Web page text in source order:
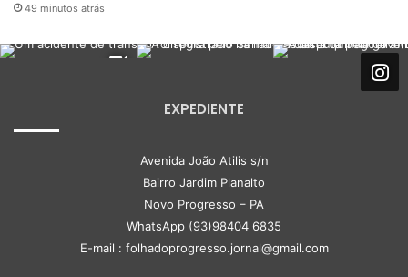
49 minutos atrás
EXPEDIENTE
Avenida João Atilis s/n
Bairro Jardim Planalto
Novo Progresso – PA
WhatsApp (93)98404 6835
E-mail : folhadoprogresso.jornal@gmail.com